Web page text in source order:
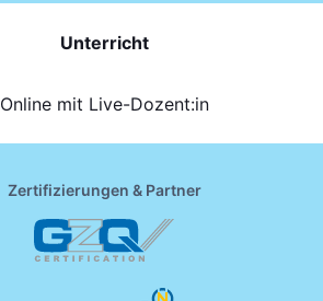
Unterricht
Online mit Live-Dozent:in
Zertifizierungen & Partner